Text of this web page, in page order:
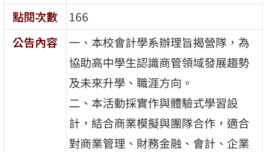
點閱次數
166
公告內容
一、本校會計學系辦理旨揭營隊，為
協助高中學生認識商管領域發展趨勢
及未來升學、職涯方向。
二、本活動採實作與體驗式學習設
計，結合商業模擬與團隊合作，適合
對商業管理、財務金融、會計、企業